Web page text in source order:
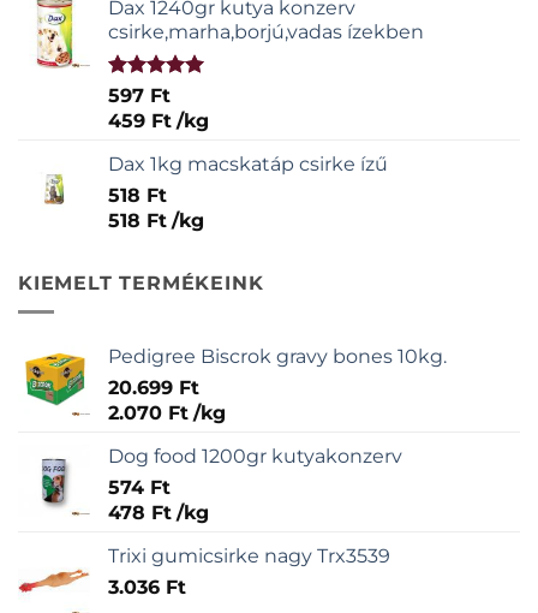
Dax 1240gr kutya konzerv
csirke,marha,borjú,vadas ízekben
Értékelés:
5.00/ 5
597 Ft
459 Ft /kg
Dax 1kg macskatáp csirke ízű
518 Ft
518 Ft /kg
KIEMELT TERMÉKEINK
Pedigree Biscrok gravy bones 10kg.
20.699 Ft
2.070 Ft /kg
Dog food 1200gr kutyakonzerv
574 Ft
478 Ft /kg
Trixi gumicsirke nagy Trx3539
3.036 Ft